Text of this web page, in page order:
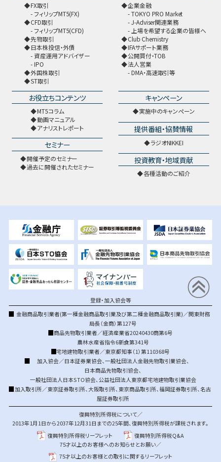
FX取引
フィリップMT5(FX)
CFD取引
フィリップMT5(CFD)
先物取引
日本株投信・外債
資産運用アドバイザー
IPO
外国株取引
ST取引
企業金融
TOKYO PRO Market
J-Adviser関連業務
上場を希望する企業の皆様へ
Club Chemistry
IFAサポート業務
公開買付・TOB
法人営業
DMA・高速取引等
お役立ちコンテンツ
MT5コラム
動画マニュアル
アナリストレポート
セミナー
開催予定のセミナー
過去に開催されたセミナー
キャンペーン
実施中のキャンペーン
提供番組・協賛情報
ラジオNIKKEI
投資教育・地域貢献
各種活動のご紹介
登録・加入協会等
金融商品取引業者(第一種金融商品取引業及び第二種金融商品取引業)／関東財務
局長（金商）第127号
商品先物取引業者／経済産業省20240430商第6号
農林水産省指令6新食第341号
宅地建物取引業者／東京都知事（1）第110368号
加入協会／日本証券業協会、 一般社団法人金融先物取引業協会、
日本商品先物取引協会、
一般社団法人日本STO協会、 公益社団法人東京都宅地建物取引業協会
加入取引所／東京証券取引所、大阪取引所、 東京商品取引所、福岡証券取引所、名古
屋証券取引所
復興特別所得税について／
2013年1月1日から2037年12月31日までの25年間、復興特別所得税が課税されます。
復興特別所得税リーフレット
復興特別所得税Q&A
75才以上のお客様へのお知らせとお願い／
75才以上のお客様との取引に関するリーフレット